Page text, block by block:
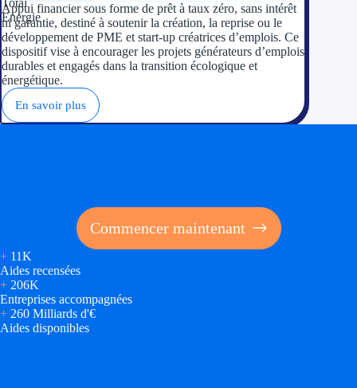
Appui financier sous forme de prêt à taux zéro, sans intérêt
ni garantie, destiné à soutenir la création, la reprise ou le
développement de PME et start-up créatrices d’emplois. Ce
dispositif vise à encourager les projets générateurs d’emplois
durables et engagés dans la transition écologique et
énergétique.
En savoir plus
Commencer maintenant
+ 11K
Aides recensées
+ 206K
Entreprises accompagnées
+ 260 Milliards d'€
Aides disponibles